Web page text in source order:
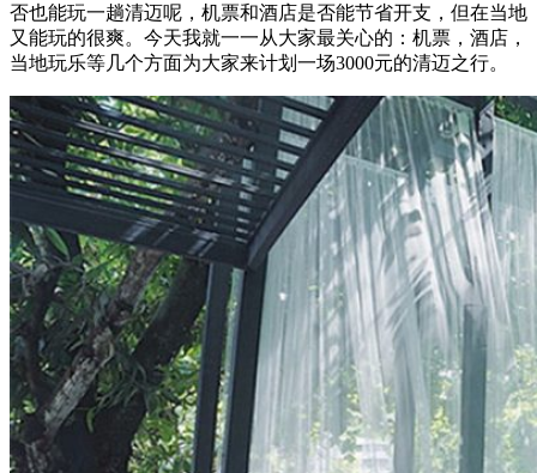
否也能玩一趟清迈呢，机票和酒店是否能节省开支，但在当地
又能玩的很爽。今天我就一一从大家最关心的：机票，酒店，
当地玩乐等几个方面为大家来计划一场3000元的清迈之行。